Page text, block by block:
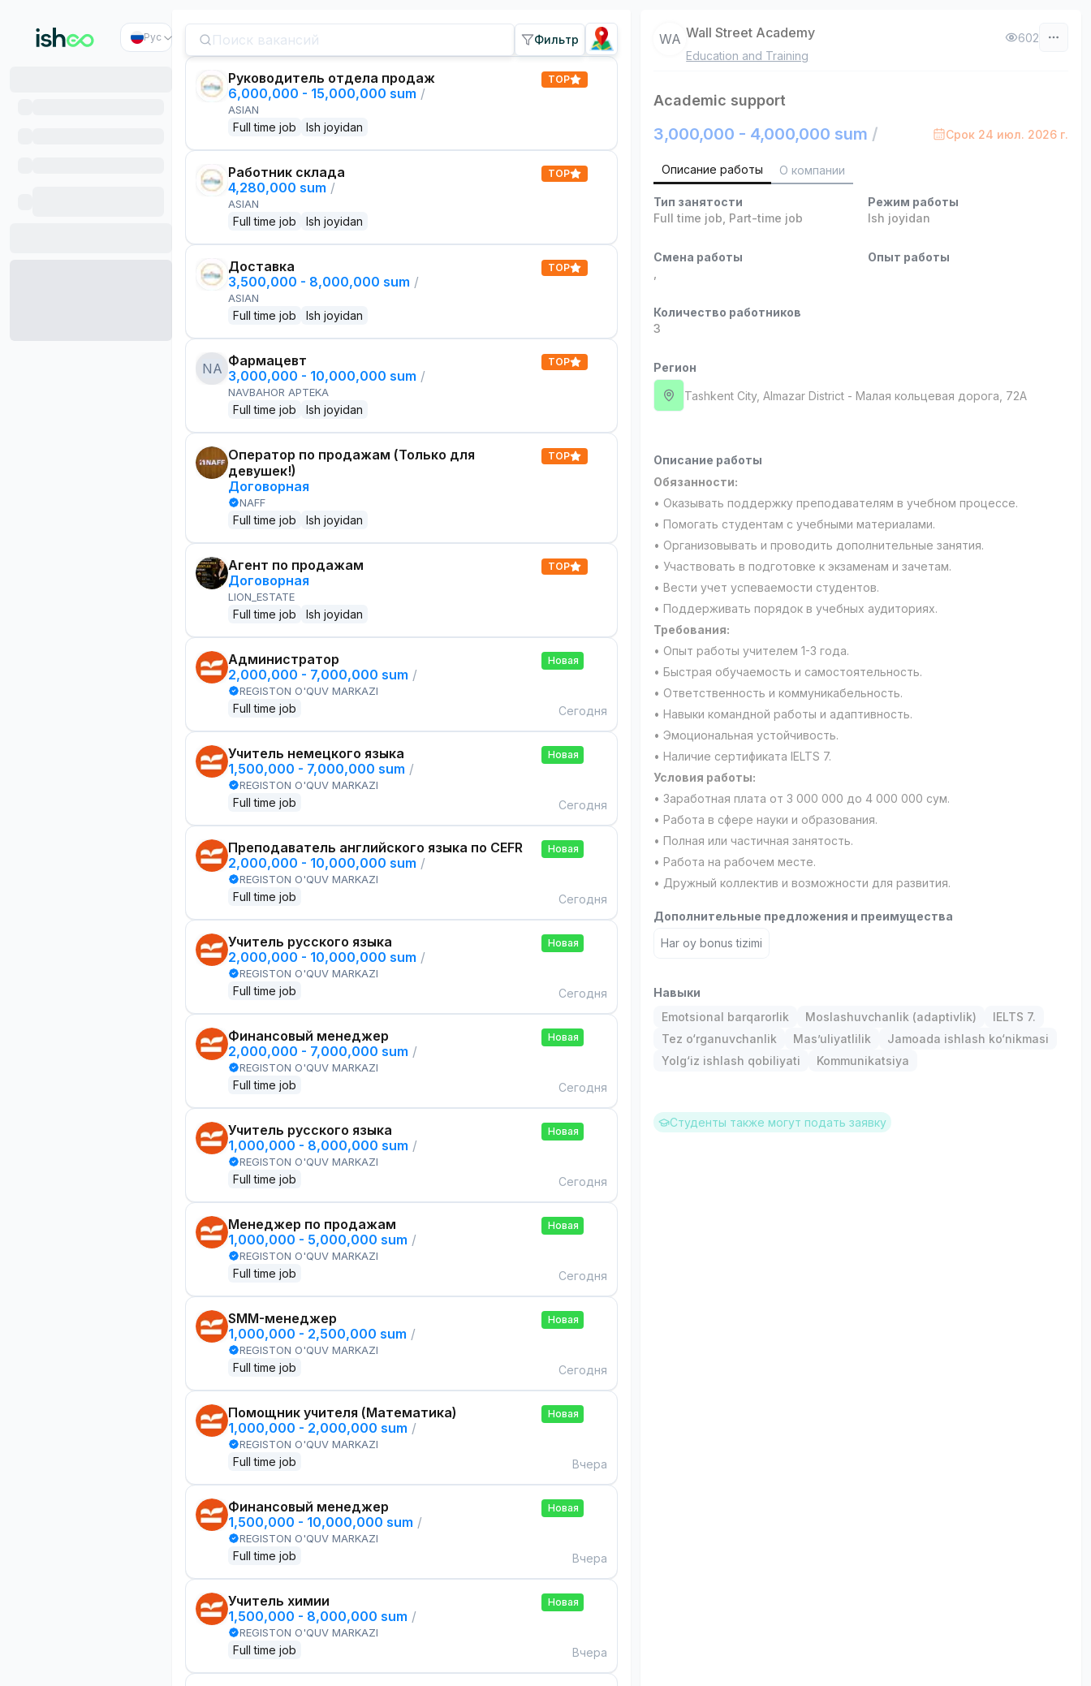
Рус Фильтр
Руководитель отдела продаж
6,000,000 - 15,000,000 sum /
ASIAN
Full time job Ish joyidan
TOP
Работник склада
4,280,000 sum /
ASIAN
Full time job Ish joyidan
TOP
Доставка
3,500,000 - 8,000,000 sum /
ASIAN
Full time job Ish joyidan
TOP
NA Фармацевт
3,000,000 - 10,000,000 sum /
NAVBAHOR APTEKA
Full time job Ish joyidan
TOP
Оператор по продажам (Только для
девушек!)
Договорная
NAFF
Full time job Ish joyidan
TOP
Агент по продажам
Договорная
LION_ESTATE
Full time job Ish joyidan
TOP
Администратор
2,000,000 - 7,000,000 sum /
REGISTON O'QUV MARKAZI
Full time job
Новая
Сегодня
Учитель немецкого языка
1,500,000 - 7,000,000 sum /
REGISTON O'QUV MARKAZI
Full time job
Новая
Сегодня
Преподаватель английского языка по CEFR
2,000,000 - 10,000,000 sum /
REGISTON O'QUV MARKAZI
Full time job
Новая
Сегодня
Учитель русского языка
2,000,000 - 10,000,000 sum /
REGISTON O'QUV MARKAZI
Full time job
Новая
Сегодня
Финансовый менеджер
2,000,000 - 7,000,000 sum /
REGISTON O'QUV MARKAZI
Full time job
Новая
Сегодня
Учитель русского языка
1,000,000 - 8,000,000 sum /
REGISTON O'QUV MARKAZI
Full time job
Новая
Сегодня
Менеджер по продажам
1,000,000 - 5,000,000 sum /
REGISTON O'QUV MARKAZI
Full time job
Новая
Сегодня
SMM-менеджер
1,000,000 - 2,500,000 sum /
REGISTON O'QUV MARKAZI
Full time job
Новая
Сегодня
Помощник учителя (Математика)
1,000,000 - 2,000,000 sum /
REGISTON O'QUV MARKAZI
Full time job
Новая
Вчера
Финансовый менеджер
1,500,000 - 10,000,000 sum /
REGISTON O'QUV MARKAZI
Full time job
Новая
Вчера
Учитель химии
1,500,000 - 8,000,000 sum /
REGISTON O'QUV MARKAZI
Full time job
Новая
Вчера
WA Wall Street Academy
Education and Training
602
Academic support
3,000,000 - 4,000,000 sum / Срок 24 июл. 2026 г.
Описание работы О компании
Тип занятости
Full time job Part-time job
Режим работы
Ish joyidan
Смена работы
Опыт работы
Количество работников
3
Регион
Tashkent City, Almazar District - Малая кольцевая дорога, 72А
Описание работы
Обязанности:
• Оказывать поддержку преподавателям в учебном процессе.
• Помогать студентам с учебными материалами.
• Организовывать и проводить дополнительные занятия.
• Участвовать в подготовке к экзаменам и зачетам.
• Вести учет успеваемости студентов.
• Поддерживать порядок в учебных аудиториях.
Требования:
• Опыт работы учителем 1-3 года.
• Быстрая обучаемость и самостоятельность.
• Ответственность и коммуникабельность.
• Навыки командной работы и адаптивность.
• Эмоциональная устойчивость.
• Наличие сертификата IELTS 7.
Условия работы:
• Заработная плата от 3 000 000 до 4 000 000 сум.
• Работа в сфере науки и образования.
• Полная или частичная занятость.
• Работа на рабочем месте.
• Дружный коллектив и возможности для развития.
Дополнительные предложения и преимущества
Har oy bonus tizimi
Навыки
Emotsional barqarorlik
Moslashuvchanlik (adaptivlik)
IELTS 7.
Tez o‘rganuvchanlik
Mas’uliyatlilik
Jamoada ishlash ko‘nikmasi
Yolg‘iz ishlash qobiliyati
Kommunikatsiya
Студенты также могут подать заявку